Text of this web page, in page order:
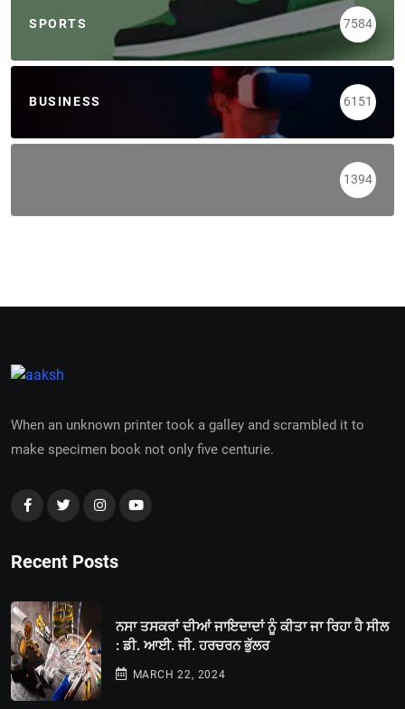
SPORTS 7584
BUSINESS 6151
1394
When an unknown printer took a galley and scrambled it to
make specimen book not only five centurie.
Recent Posts
ਨਸਾ ਤਸਕਰਾਂ ਦੀਆਂ ਜਾਇਦਾਦਾਂ ਨੂੰ ਕੀਤਾ ਜਾ ਰਿਹਾ ਹੈ ਸੀਲ
: ਡੀ. ਆਈ. ਜੀ. ਹਰਚਰਨ ਭੁੱਲਰ
MARCH 22, 2024